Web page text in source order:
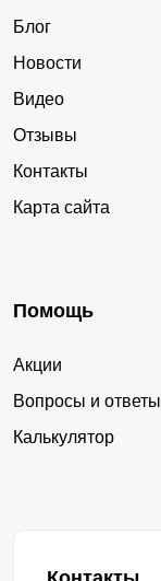
Блог
Новости
Видео
Отзывы
Контакты
Карта сайта
Помощь
Акции
Вопросы и ответы
Калькулятор